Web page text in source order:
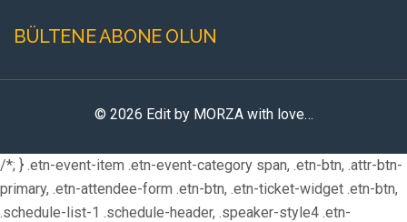
BÜLTENE ABONE OLUN
© 2026 Edit by MORZA with love…
/*; } .etn-event-item .etn-event-category span, .etn-btn, .attr-btn-
primary, .etn-attendee-form .etn-btn, .etn-ticket-widget .etn-btn,
.schedule-list-1 .schedule-header, .speaker-style4 .etn-